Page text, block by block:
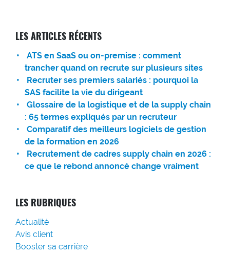
LES ARTICLES RÉCENTS
ATS en SaaS ou on-premise : comment
trancher quand on recrute sur plusieurs sites
Recruter ses premiers salariés : pourquoi la
SAS facilite la vie du dirigeant
Glossaire de la logistique et de la supply chain
: 65 termes expliqués par un recruteur
Comparatif des meilleurs logiciels de gestion
de la formation en 2026
Recrutement de cadres supply chain en 2026 :
ce que le rebond annoncé change vraiment
LES RUBRIQUES
Actualité
Avis client
Booster sa carrière